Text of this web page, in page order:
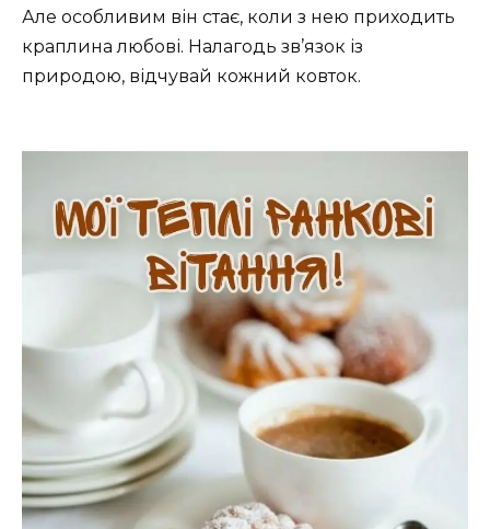
Але особливим він стає, коли з нею приходить
краплина любові. Налагодь зв’язок із
природою, відчувай кожний ковток.